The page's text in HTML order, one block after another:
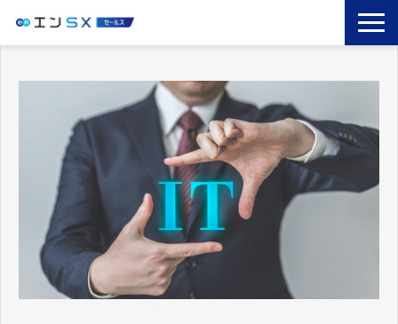
エンSXとは
サービス一覧
導入事例
お役立ちブログ
セミナー
コラム